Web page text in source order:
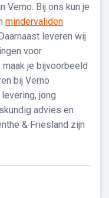
Bij ons kun je
mindervaliden
leveren wij
voor
maak je bijvoorbeeld
bij Verno
jong
advies en
& Friesland zijn